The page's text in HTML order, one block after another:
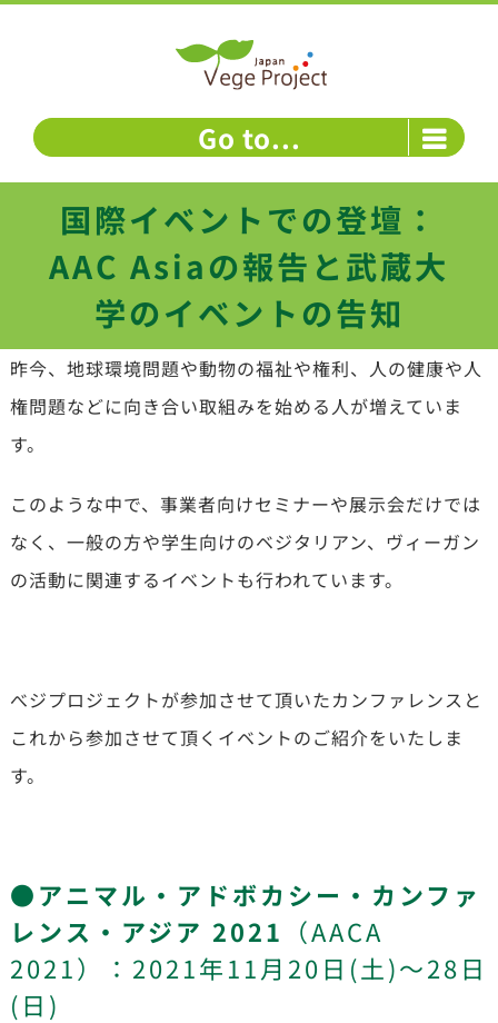
Go to...
国際イベントでの登壇：
AAC Asiaの報告と武蔵大
学のイベントの告知
昨今、地球環境問題や動物の福祉や権利、人の健康や人
権問題などに向き合い取組みを始める人が増えていま
す。
このような中で、事業者向けセミナーや展示会だけでは
なく、一般の方や学生向けのベジタリアン、ヴィーガン
の活動に関連するイベントも行われています。
べジプロジェクトが参加させて頂いたカンファレンスと
これから参加させて頂くイベントのご紹介をいたしま
す。
●アニマル・アドボカシー・カンファ
レンス・アジア 2021 （AACA
2021）：2021年11月20日(土)～28日
(日)